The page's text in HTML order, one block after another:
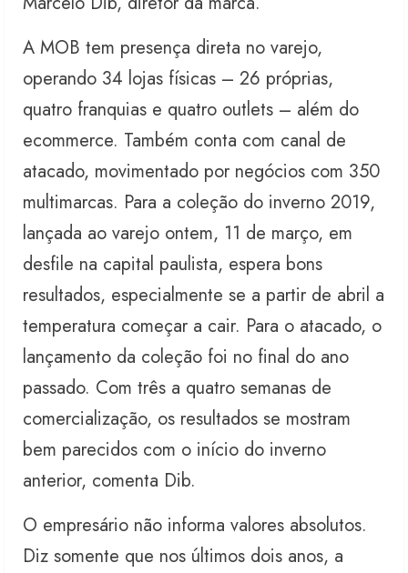
A MOB tem presença direta no varejo,
operando 34 lojas físicas – 26 próprias,
quatro franquias e quatro outlets – além do
ecommerce. Também conta com canal de
atacado, movimentado por negócios com 350
multimarcas. Para a coleção do inverno 2019,
lançada ao varejo ontem, 11 de março, em
desfile na capital paulista, espera bons
resultados, especialmente se a partir de abril a
temperatura começar a cair. Para o atacado, o
lançamento da coleção foi no final do ano
passado. Com três a quatro semanas de
comercialização, os resultados se mostram
bem parecidos com o início do inverno
anterior, comenta Dib.
O empresário não informa valores absolutos.
Diz somente que nos últimos dois anos, a